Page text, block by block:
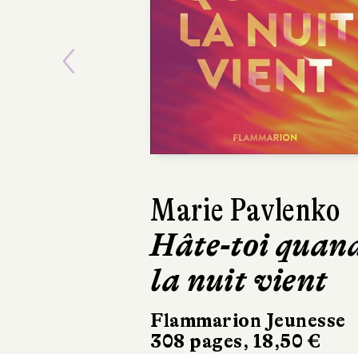
Thibault
Philomène
Milena
Thierry Magnier
140 pages, 13,90 €
Previous